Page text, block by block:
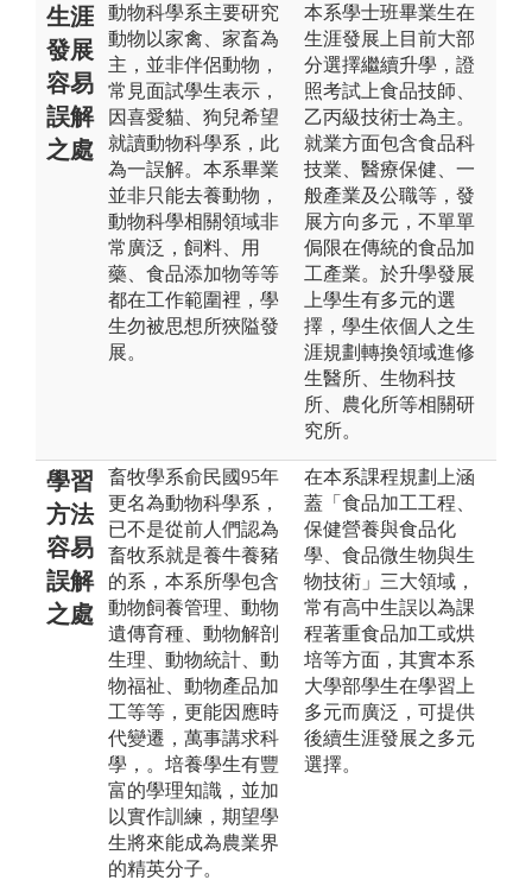
生涯
發展
容易
誤解
之處
動物科學系主要研究
動物以家禽、家畜為
主，並非伴侶動物，
常見面試學生表示，
因喜愛貓、狗兒希望
就讀動物科學系，此
為一誤解。本系畢業
並非只能去養動物，
動物科學相關領域非
常廣泛，飼料、用
藥、食品添加物等等
都在工作範圍裡，學
生勿被思想所狹隘發
展。
本系學士班畢業生在
生涯發展上目前大部
分選擇繼續升學，證
照考試上食品技師、
乙丙級技術士為主。
就業方面包含食品科
技業、醫療保健、一
般產業及公職等，發
展方向多元，不單單
侷限在傳統的食品加
工產業。於升學發展
上學生有多元的選
擇，學生依個人之生
涯規劃轉換領域進修
生醫所、生物科技
所、農化所等相關研
究所。
學習
方法
容易
誤解
之處
畜牧學系俞民國95年
更名為動物科學系，
已不是從前人們認為
畜牧系就是養牛養豬
的系，本系所學包含
動物飼養管理、動物
遺傳育種、動物解剖
生理、動物統計、動
物福祉、動物產品加
工等等，更能因應時
代變遷，萬事講求科
學，。培養學生有豐
富的學理知識，並加
以實作訓練，期望學
生將來能成為農業界
的精英分子。
在本系課程規劃上涵
蓋「食品加工工程、
保健營養與食品化
學、食品微生物與生
物技術」三大領域，
常有高中生誤以為課
程著重食品加工或烘
培等方面，其實本系
大學部學生在學習上
多元而廣泛，可提供
後續生涯發展之多元
選擇。